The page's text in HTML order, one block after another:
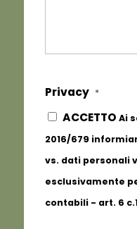
Privacy *
ACCETTO Ai
2016/679
vs. dati personali
esclusivamente
contabili - art. 6